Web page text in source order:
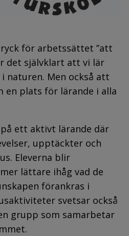
för arbetssättet ”att
det självklart att vi lär
naturen. Men också att
en plats för lärande i alla
ett aktivt lärande där
upptäckter och
Eleverna blir
lättare ihåg vad de
förankras i
svetsar också
grupp som samarbetar